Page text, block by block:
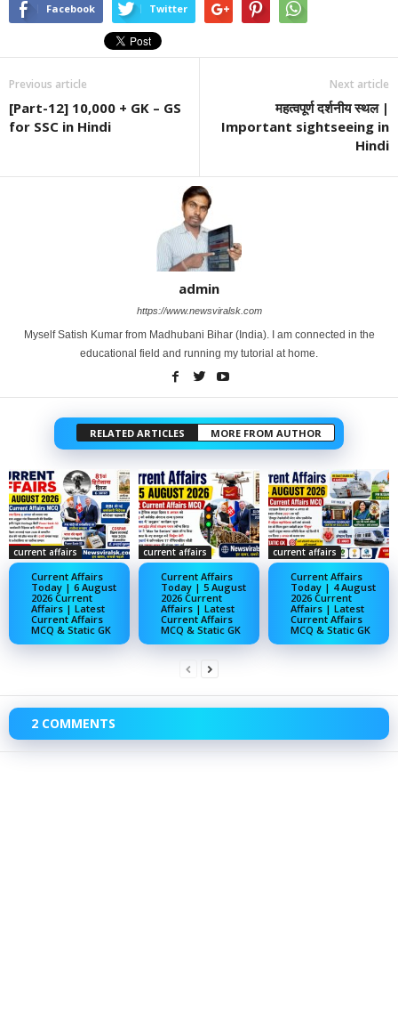
Facebook Twitter
Previous article
[Part-12] 10,000 + GK – GS
for SSC in Hindi
Next article
महत्वपूर्ण दर्शनीय स्थल |
Important sightseeing in
Hindi
admin
https://www.newsviralsk.com
Myself Satish Kumar from Madhubani Bihar (India). I am connected in the
educational field and running my tutorial at home.
RELATED ARTICLES MORE FROM AUTHOR
current affairs
Current Affairs
Today | 6 August
2026 Current
Affairs | Latest
Current Affairs
MCQ & Static GK
current affairs
Current Affairs
Today | 5 August
2026 Current
Affairs | Latest
Current Affairs
MCQ & Static GK
current affairs
Current Affairs
Today | 4 August
2026 Current
Affairs | Latest
Current Affairs
MCQ & Static GK
2 COMMENTS